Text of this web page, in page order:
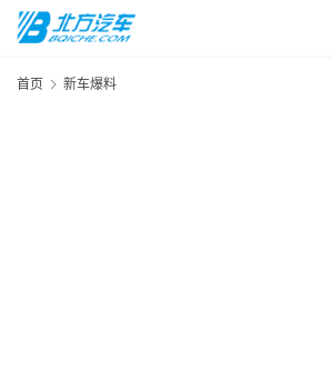
首页 新车爆料